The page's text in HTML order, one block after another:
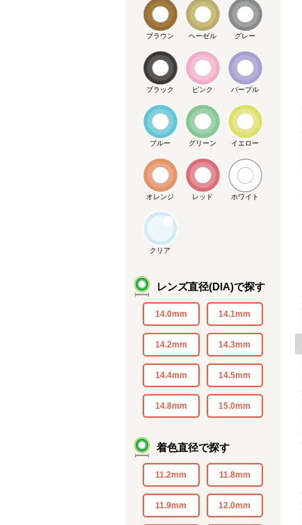
ブラウン ヘーゼル グレー
ブラック ピンク パープル
ブルー グリーン イエロー
オレンジ レッド ホワイト
クリア
レンズ直径(DIA)で探す
14.0mm 14.1mm
14.2mm 14.3mm
14.4mm 14.5mm
14.8mm 15.0mm
着色直径で探す
11.2mm 11.8mm
11.9mm 12.0mm
メーカー提供画像